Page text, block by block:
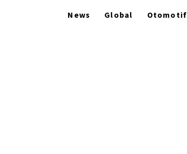
News Global Otomotif